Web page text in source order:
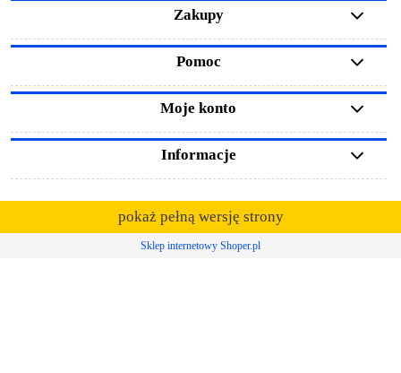
Zakupy
Pomoc
Moje konto
Informacje
pokaż pełną wersję strony
Sklep internetowy Shoper.pl